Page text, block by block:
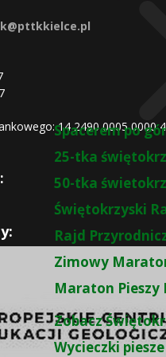
Spacerem po
25-tka
50-tka
Świętokrzyski
Rajd
Zimowy
Maraton Pieszy
Zobacz
Wycieczki piesze
14 2490 0005 0000